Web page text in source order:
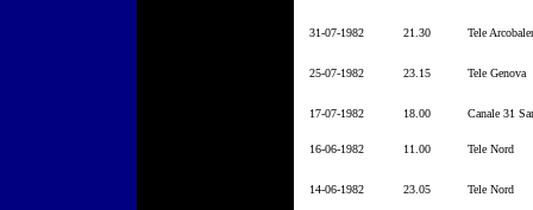
31-07-1982 21.30 Tele
25-07-1982 23.15 Tele Genova
17-07-1982 18.00 Canale 31
16-06-1982 11.00 Tele Nord
14-06-1982 23.05 Tele Nord